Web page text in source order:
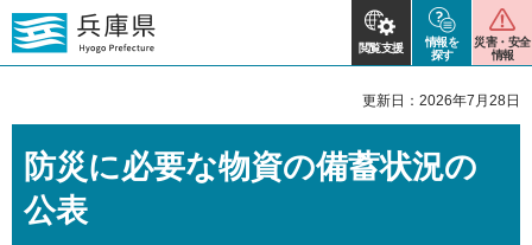
閲覧支援
情報を
探す
災害・安全
情報
更新日：2026年7月28日
防災に必要な物資の備蓄状況の
公表